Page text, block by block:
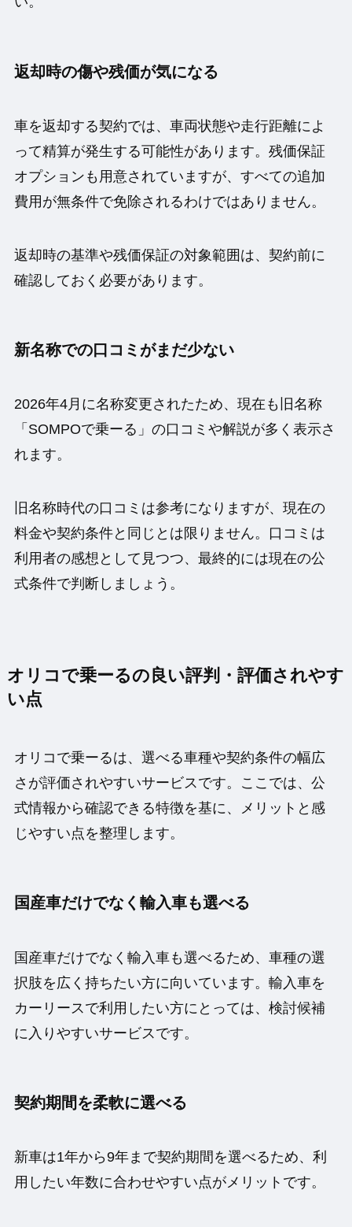
返却時の傷や残価が気になる
車を返却する契約では、車両状態や走行距離によ
って精算が発生する可能性があります。残価保証
オプションも用意されていますが、すべての追加
費用が無条件で免除されるわけではありません。
返却時の基準や残価保証の対象範囲は、契約前に
確認しておく必要があります。
新名称での口コミがまだ少ない
2026年4月に名称変更されたため、現在も旧名称
「SOMPOで乗ーる」の口コミや解説が多く表示さ
れます。
旧名称時代の口コミは参考になりますが、現在の
料金や契約条件と同じとは限りません。口コミは
利用者の感想として見つつ、最終的には現在の公
式条件で判断しましょう。
オリコで乗ーるの良い評判・評価されやす
い点
オリコで乗ーるは、選べる車種や契約条件の幅広
さが評価されやすいサービスです。ここでは、公
式情報から確認できる特徴を基に、メリットと感
じやすい点を整理します。
国産車だけでなく輸入車も選べる
国産車だけでなく輸入車も選べるため、車種の選
択肢を広く持ちたい方に向いています。輸入車を
カーリースで利用したい方にとっては、検討候補
に入りやすいサービスです。
契約期間を柔軟に選べる
新車は1年から9年まで契約期間を選べるため、利
用したい年数に合わせやすい点がメリットです。